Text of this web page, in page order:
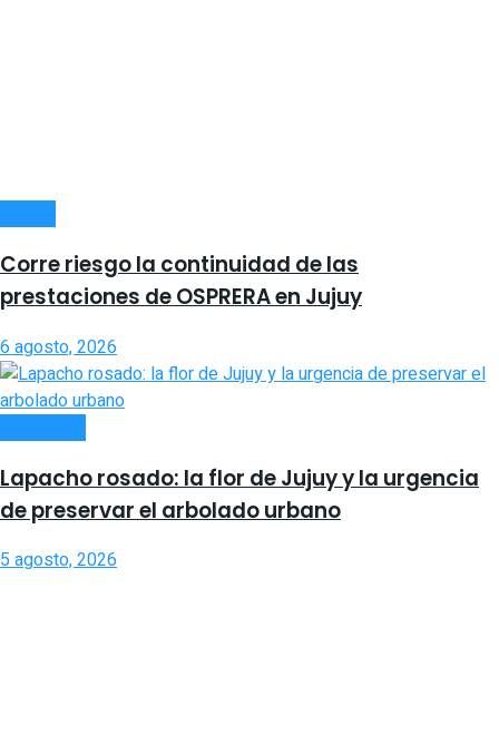
Corre riesgo la continuidad de las
prestaciones de OSPRERA en Jujuy
6 agosto, 2026
Lapacho rosado: la flor de Jujuy y la urgencia
de preservar el arbolado urbano
5 agosto, 2026